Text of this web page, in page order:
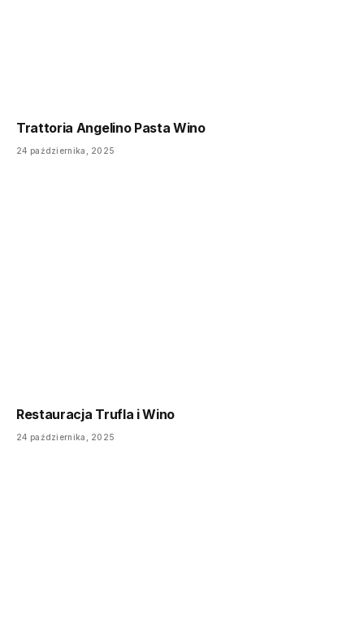
Trattoria Angelino Pasta Wino
24 października, 2025
Restauracja Trufla i Wino
24 października, 2025